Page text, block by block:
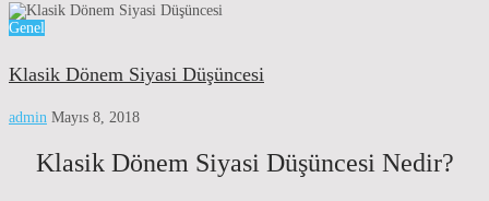
Genel
Klasik Dönem Siyasi Düşüncesi
admin Mayıs 8, 2018
Klasik Dönem Siyasi Düşüncesi Nedir?